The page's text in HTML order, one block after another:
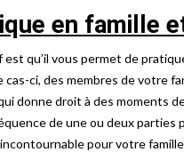
en famille
qu’il vous permet de
ci, des membres de votre
donne droit à des moments
de une ou deux parties
pour votre